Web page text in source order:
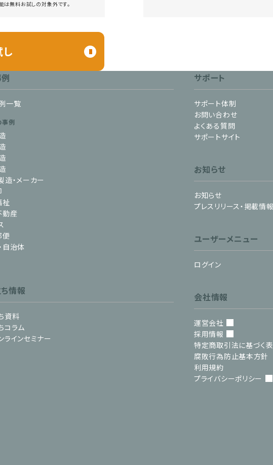
は無料お試しの対象外です。
一覧
例
造・メーカー
祉
動産
便
自治体
情報
資料
コラム
ラインセミナー
サポート
サポート体制
お問い合わせ
よくある質問
サポートサイト
お知らせ
お知らせ
プレスリリース・掲載情報
ユーザーメニュー
ログイン
会社情報
運営会社
採用情報
特定商取引法に基づく
腐敗行為防止基本方針
利用規約
プライバシーポリシー